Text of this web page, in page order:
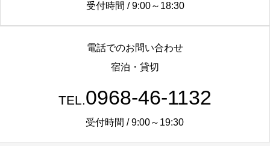
受付時間 / 9:00～18:30
電話でのお問い合わせ
宿泊・貸切
TEL.0968-46-1132
受付時間 / 9:00～19:30